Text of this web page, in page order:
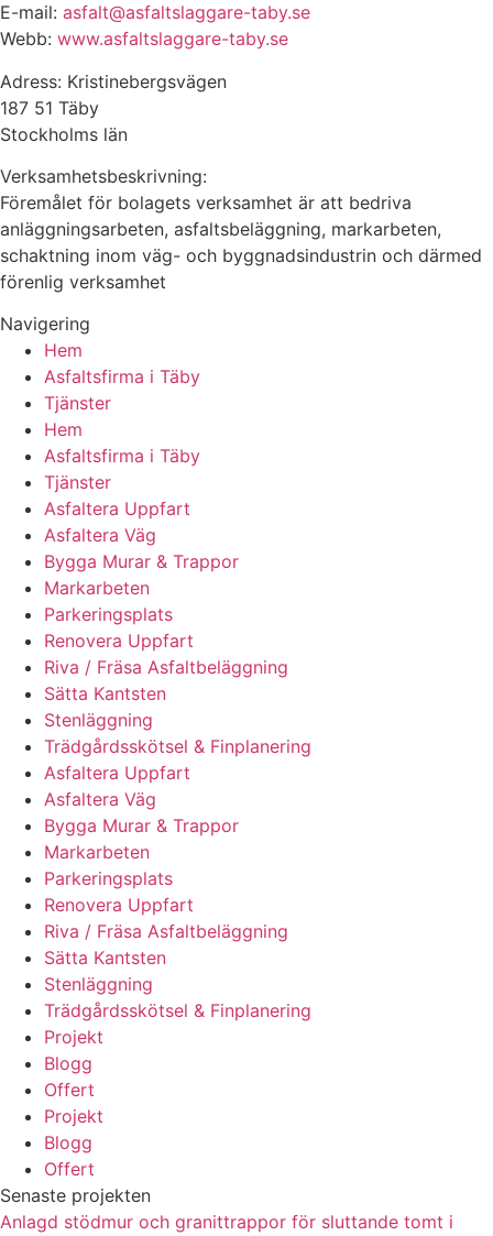
E-mail: asfalt@asfaltslaggare-taby.se
Webb: www.asfaltslaggare-taby.se
Adress: Kristinebergsvägen
187 51 Täby
Stockholms län
Verksamhetsbeskrivning:
Föremålet för bolagets verksamhet är att bedriva
anläggningsarbeten, asfaltsbeläggning, markarbeten,
schaktning inom väg- och byggnadsindustrin och därmed
förenlig verksamhet
Navigering
Hem
Asfaltsfirma i Täby
Tjänster
Hem
Asfaltsfirma i Täby
Tjänster
Asfaltera Uppfart
Asfaltera Väg
Bygga Murar & Trappor
Markarbeten
Parkeringsplats
Renovera Uppfart
Riva / Fräsa Asfaltbeläggning
Sätta Kantsten
Stenläggning
Trädgårdsskötsel & Finplanering
Asfaltera Uppfart
Asfaltera Väg
Bygga Murar & Trappor
Markarbeten
Parkeringsplats
Renovera Uppfart
Riva / Fräsa Asfaltbeläggning
Sätta Kantsten
Stenläggning
Trädgårdsskötsel & Finplanering
Projekt
Blogg
Offert
Projekt
Blogg
Offert
Senaste projekten
Anlagd stödmur och granittrappor för sluttande tomt i